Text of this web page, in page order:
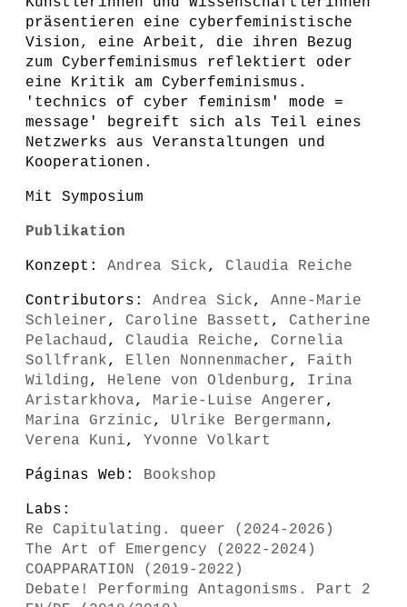
präsentieren eine cyberfeministische
Vision, eine Arbeit, die ihren Bezug
zum Cyberfeminismus reflektiert oder
eine Kritik am Cyberfeminismus.
'technics of cyber feminism' mode =
message' begreift sich als Teil eines
Netzwerks aus Veranstaltungen und
Kooperationen.
Mit Symposium
Publikation
Konzept: Andrea Sick, Claudia Reiche
Contributors: Andrea Sick, Anne-Marie
Schleiner, Caroline Bassett , Catherine
Pelachaud, Claudia Reiche, Cornelia
Sollfrank, Ellen Nonnenmacher, Faith
Wilding, Helene von Oldenburg, Irina
Aristarkhova, Marie-Luise Angerer,
Marina Grzinic, Ulrike Bergermann,
Verena Kuni, Yvonne Volkart
Páginas Web: Bookshop
Labs:
Re Capitulating. queer (2024-2026)
The Art of Emergency (2022-2024)
COAPPARATION (2019-2022)
Debate! Performing Antagonisms. Part 2